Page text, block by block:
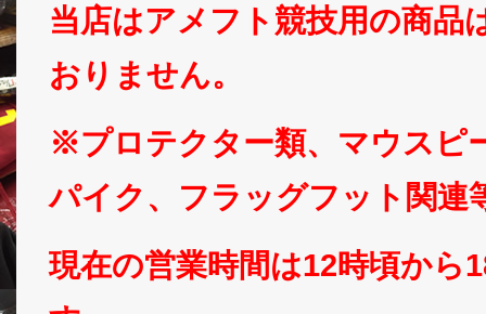
当店はアメフト競技用の商品
おりません。
※プロテクター類、マウスピ
パイク、フラッグフット関連
現在の営業時間は12時頃から